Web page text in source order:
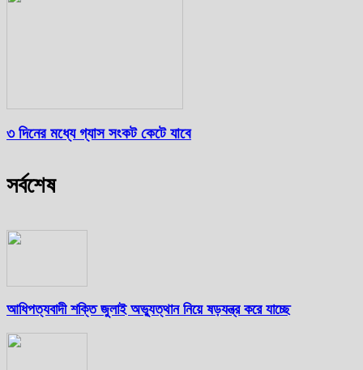
৩ দিনের মধ্যে গ্যাস সংকট কেটে যাবে
সর্বশেষ
আধিপত্যবাদী শক্তি জুলাই অভ্যুত্থান নিয়ে ষড়যন্ত্র করে যাচ্ছে